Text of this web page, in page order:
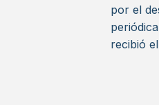
por el
recibió